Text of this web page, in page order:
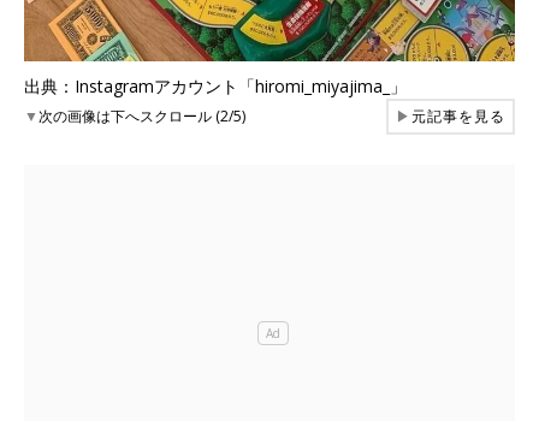
出典：Instagramアカウント「hiromi_miyajima_」
▼次の画像は下へスクロール (2/5) ▶元記事を見る